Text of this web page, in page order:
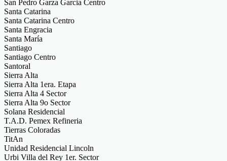
San Pedro Garza Garcia Centro
Santa Catarina
Santa Catarina Centro
Santa Engracia
Santa María
Santiago
Santiago Centro
Santoral
Sierra Alta
Sierra Alta 1era. Etapa
Sierra Alta 4 Sector
Sierra Alta 9o Sector
Solana Residencial
T.A.D. Pemex Refineria
Tierras Coloradas
TitAn
Unidad Residencial Lincoln
Urbi Villa del Rey 1er. Sector